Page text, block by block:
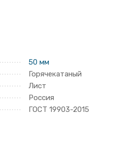
50 мм
Горячекатаный
Лист
Россия
ГОСТ 19903-2015